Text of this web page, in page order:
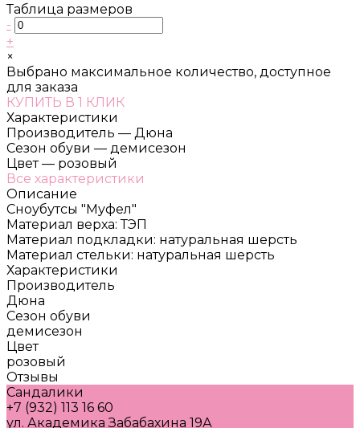
Таблица размеров
-
+
×
Выбрано максимальное количество, доступное
для заказа
КУПИТЬ В 1 КЛИК
Характеристики
Производитель — Дюна
Сезон обуви — демисезон
Цвет — розовый
Все характеристики
Описание
Сноубутсы "Муфел"
Материал верха: ТЭП
Материал подкладки: натуральная шерсть
Материал стельки: натуральная шерсть
Характеристики
Производитель
Дюна
Сезон обуви
демисезон
Цвет
розовый
Отзывы
Сандалики
+7 (932) 113 16 60
ул. Академика Забабахина 19А